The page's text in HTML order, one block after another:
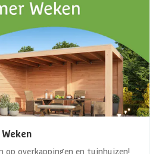
op overkappingen en tuinhuizen!